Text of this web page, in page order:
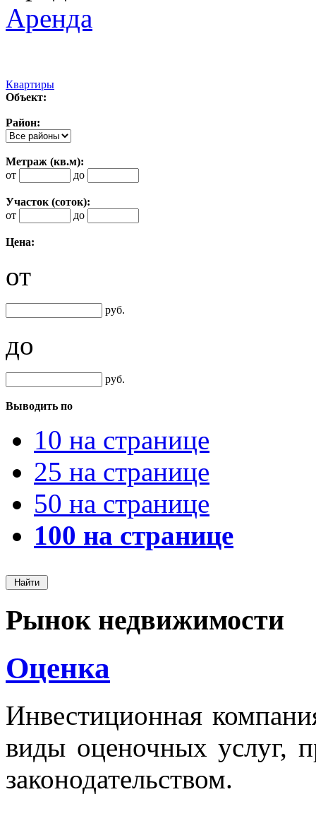
Аренда
Квартиры
Объект:
Район:
Метраж (кв.м):
от
до
Участок (соток):
от
до
Цена:
от
руб.
до
руб.
Выводить по
10 на странице
25 на странице
50 на странице
100 на странице
Рынок недвижимости
Оценка
Инвестиционная
виды оценочных услуг,
законодательством.